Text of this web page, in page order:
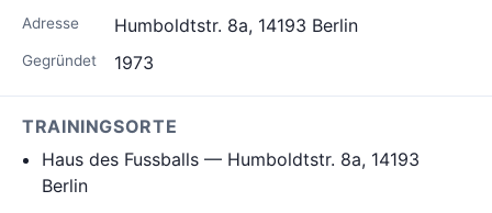
Adresse Humboldtstr. 8a, 14193 Berlin
Gegründet 1973
TRAININGSORTE
Haus des Fussballs — Humboldtstr. 8a, 14193
Berlin